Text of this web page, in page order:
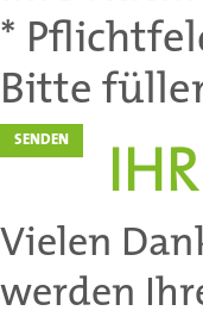
*
Bitte
Vielen
werden